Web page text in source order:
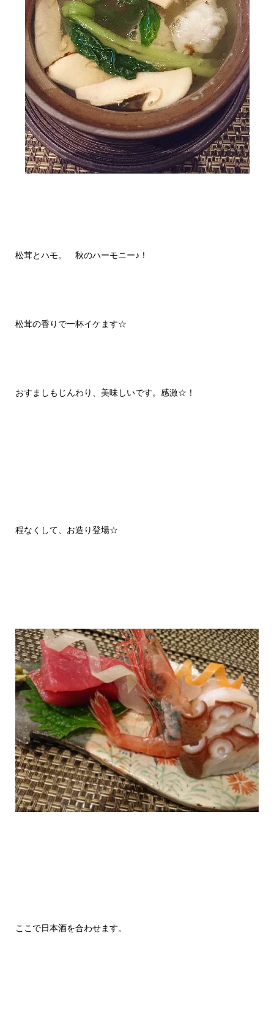
松茸とハモ。 秋のハーモニー♪！
松茸の香りで一杯イケます☆
おすましもじんわり、美味しいです。感激☆！
程なくして、お造り登場☆
ここで日本酒を合わせます。